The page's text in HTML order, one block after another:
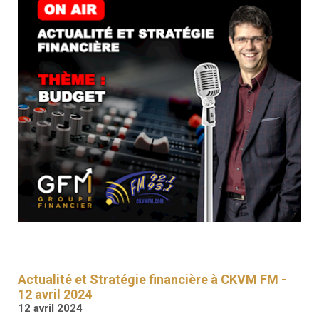
RESSOURCES
SANTÉ
VOUS
Actualité et Stratégie financière à CKVM FM -
12 avril 2024
12 avril 2024